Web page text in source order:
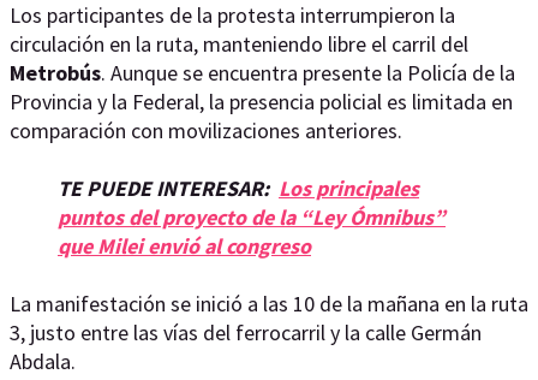
Los participantes de la protesta interrumpieron la
circulación en la ruta, manteniendo libre el carril del
Metrobús. Aunque se encuentra presente la Policía de la
Provincia y la Federal, la presencia policial es limitada en
comparación con movilizaciones anteriores.
TE PUEDE INTERESAR: Los principales
puntos del proyecto de la “Ley Ómnibus”
que Milei envió al congreso
La manifestación se inició a las 10 de la mañana en la ruta
3, justo entre las vías del ferrocarril y la calle Germán
Abdala.